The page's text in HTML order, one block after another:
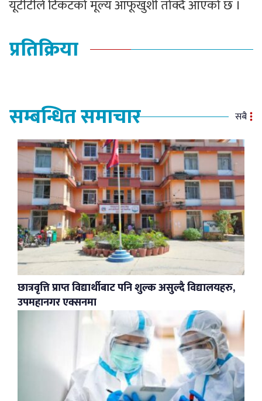
यूटीटीले टिकटको मूल्य आफूखुशी तोक्दै आएको छ ।
प्रतिक्रिया
सम्बन्धित समाचार सबै
छात्रवृत्ति प्राप्त विद्यार्थीबाट पनि शुल्क असुल्दै विद्यालयहरु,
उपमहानगर एक्सनमा